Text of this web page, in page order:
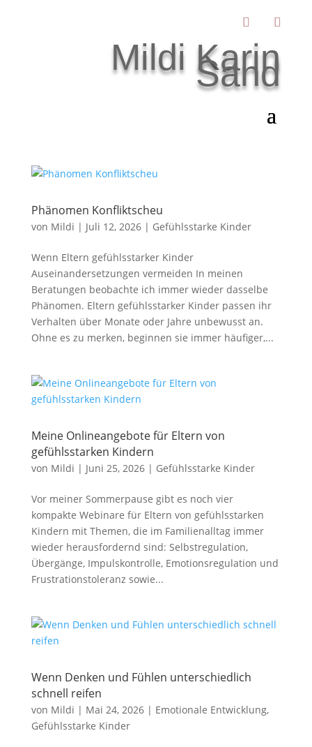
Mildi Karin
Sand
Phänomen Konfliktscheu
von Mildi | Juli 12, 2026| Gefühlsstarke Kinder
Wenn Eltern gefühlsstarker Kinder
Auseinandersetzungen vermeiden In meinen
Beratungen beobachte ich immer wieder dasselbe
Phänomen. Eltern gefühlsstarker Kinder passen ihr
Verhalten über Monate oder Jahre unbewusst an.
Ohne es zu merken, beginnen sie immer häufiger,...
Meine Onlineangebote für Eltern von
gefühlsstarken Kindern
von Mildi | Juni 25, 2026| Gefühlsstarke Kinder
Vor meiner Sommerpause gibt es noch vier
kompakte Webinare für Eltern von gefühlsstarken
Kindern mit Themen, die im Familienalltag immer
wieder herausfordernd sind: Selbstregulation,
Übergänge, Impulskontrolle, Emotionsregulation und
Frustrationstoleranz sowie...
Wenn Denken und Fühlen unterschiedlich
schnell reifen
von Mildi | Mai 24, 2026| Emotionale Entwicklung,
Gefühlsstarke Kinder